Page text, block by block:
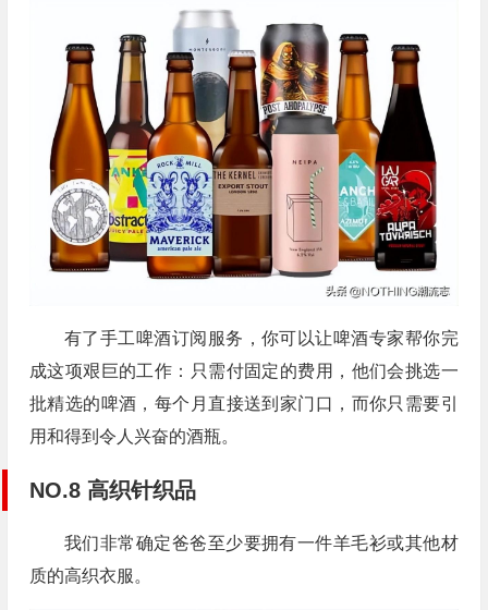
有了手工啤酒订阅服务，你可以让啤酒专家帮你完
成这项艰巨的工作：只需付固定的费用，他们会挑选一
批精选的啤酒，每个月直接送到家门口，而你只需要引
用和得到令人兴奋的酒瓶。
NO.8 高织针织品
我们非常确定爸爸至少要拥有一件羊毛衫或其他材
质的高织衣服。